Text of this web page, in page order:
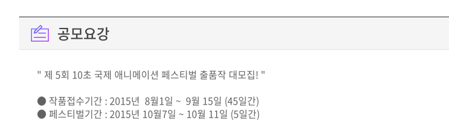
공모요강
" 제 5회 10초 국제 애니메이션 페스티벌 출품작 대모집! "
● 작품접수기간 : 2015년 8월1일 ~ 9월 15일 (45일간)
● 페스티벌기간 : 2015년 10월7일 ~ 10월 11일 (5일간)